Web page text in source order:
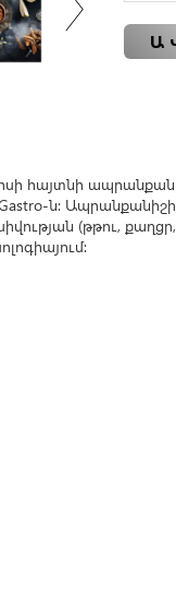
հայտնի
ն: Ապրանքանիշի
(թթու,